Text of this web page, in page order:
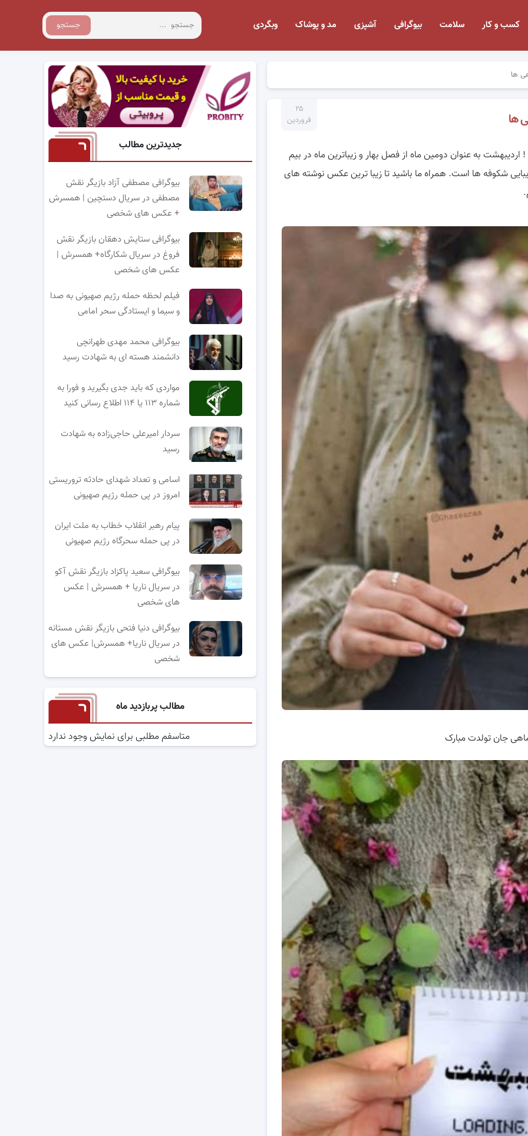
جستجو کسب و کار سلامت بیوگرافی آشپزی مد و پوشاک وبگردی
۲۵
فروردین
به عنوان دومین ماه از فصل بهار و زیباترین ماه در بیم
شکوفه ها است. همراه ما باشید تا زیبا ترین عکس نوشته های
جان تولدت مبارک
جدیدترین مطالب
بیوگرافی مصطفی آزاد بازیگر نقش
مصطفی در سریال دستچین | همسرش
+ عکس های شخصی
بیوگرافی ستایش دهقان بازیگر نقش
فروغ در سریال شکارگاه+ همسرش |
عکس های شخصی
فیلم لحظه حمله رژیم صهیونی به صدا
و سیما و ایستادگی سحر امامی
بیوگرافی محمد مهدی طهرانچی
دانشمند هسته ای به شهادت رسید
مواردی که باید جدی بگیرید و فورا به
شماره ۱۱۳ یا ۱۱۴ اطلاع رسانی کنید
سردار امیرعلی حاجی‌زاده به شهادت
رسید
اسامی و تعداد شهدای حادثه تروریستی
امروز در پی حمله رژیم صهیونی
پیام رهبر انقلاب خطاب به ملت ایران
در پی حمله سحرگاه رژیم صهیونی
بیوگرافی سعید پاکزاد بازیگر نقش آکو
در سریال ناریا + همسرش | عکس
های شخصی
بیوگرافی دنیا فتحی بازیگر نقش مستانه
در سریال ناریا+ همسرش| عکس های
شخصی
مطالب پربازدید ماه
متاسفم مطلبی برای نمایش وجود ندارد